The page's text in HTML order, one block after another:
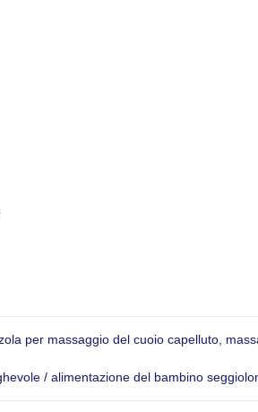
per massaggio del cuoio capelluto,
/ alimentazione del bambino